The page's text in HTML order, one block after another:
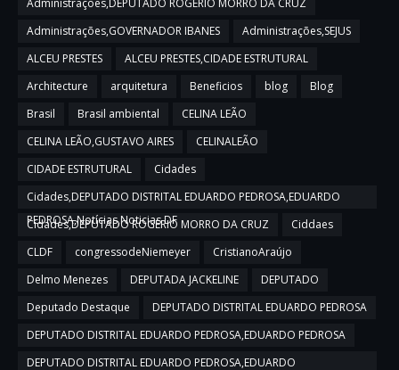
Administrações,DEPUTADO ROGERIO MORRO DA CRUZ
Administrações,GOVERNADOR IBANES
Administrações,SEJUS
ALCEU PRESTES
ALCEU PRESTES,CIDADE ESTRUTURAL
Architecture
arquitetura Beneficios blog
Blog
Brasil
Brasil ambiental
CELINA LEÃO
CELINA LEÃO,GUSTAVO AIRES
CELINALEÃO
CIDADE ESTRUTURAL
Cidades
Cidades,DEPUTADO DISTRITAL EDUARDO PEDROSA,EDUARDO
PEDROSA,Notícias,Noticias DF
Cidades,DEPUTADO ROGERIO MORRO DA CRUZ
Ciddaes
CLDF
congressodeNiemeyer
CristianoAraújo
Delmo Menezes
DEPUTADA JACKELINE
DEPUTADO
Deputado Destaque
DEPUTADO DISTRITAL EDUARDO PEDROSA
DEPUTADO DISTRITAL EDUARDO PEDROSA,EDUARDO PEDROSA
DEPUTADO DISTRITAL EDUARDO PEDROSA,EDUARDO